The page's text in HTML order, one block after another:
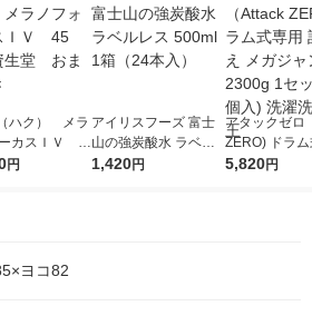
ハク） メラ
カスＩＶ 4
堂 おまけ
円
アイリスフーズ 富士
山の強炭酸水 ラベル
レス 500ml 1箱（24
1,420円
アタックゼロ
ZERO) ドラ
詰め替え メガ
5,820円
ヨコ82